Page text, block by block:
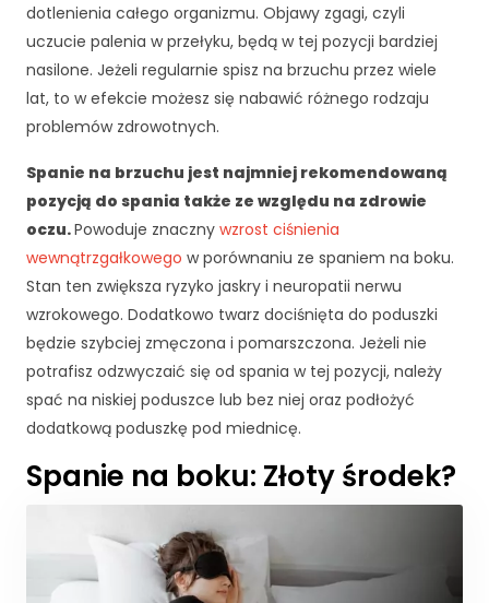
dotlenienia całego organizmu. Objawy zgagi, czyli
uczucie palenia w przełyku, będą w tej pozycji bardziej
nasilone. Jeżeli regularnie spisz na brzuchu przez wiele
lat, to w efekcie możesz się nabawić różnego rodzaju
problemów zdrowotnych.
Spanie na brzuchu jest najmniej rekomendowaną
pozycją do spania także ze względu na zdrowie
oczu.Powoduje znaczny wzrost ciśnienia
wewnątrzgałkowego w porównaniu ze spaniem na boku.
Stan ten zwiększa ryzyko jaskry i neuropatii nerwu
wzrokowego. Dodatkowo twarz dociśnięta do poduszki
będzie szybciej zmęczona i pomarszczona. Jeżeli nie
potrafisz odzwyczaić się od spania w tej pozycji, należy
spać na niskiej poduszce lub bez niej oraz podłożyć
dodatkową poduszkę pod miednicę.
Spanie na boku: Złoty środek?
o
n
o
w
a
s
tr
o
n
i
n
t
r
n
t